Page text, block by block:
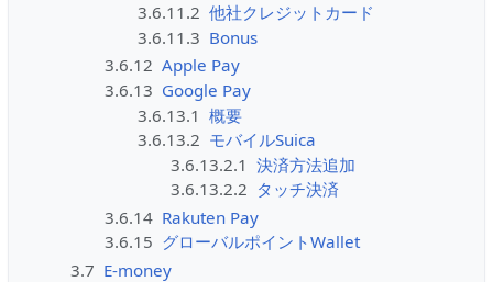
3.6.11.2 他社クレジットカード
3.6.11.3 Bonus
3.6.12 Apple Pay
3.6.13 Google Pay
3.6.13.1 概要
3.6.13.2 モバイルSuica
3.6.13.2.1 決済方法追加
3.6.13.2.2 タッチ決済
3.6.14 Rakuten Pay
3.6.15 グローバルポイントWallet
3.7 E-money